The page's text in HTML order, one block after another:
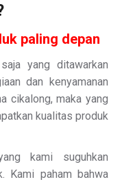
paling depan
yang ditawarkan
dan kenyamanan
cikalong, maka yang
kualitas produk
kami suguhkan
Kami paham bahwa